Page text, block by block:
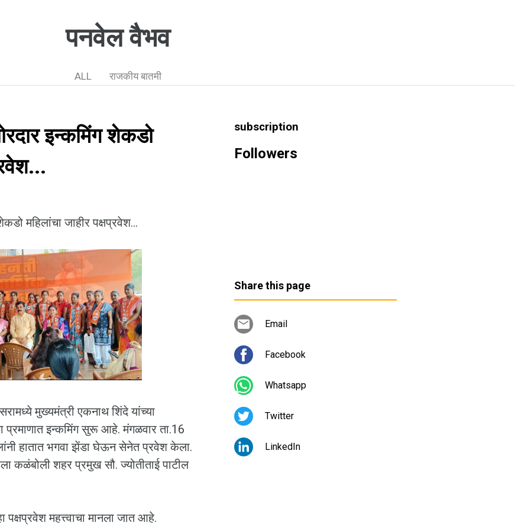
पनवेल वैभव
ALL राजकीय बातमी
इन्कमिंग शेकडो
महिलांचा जाहीर पक्षप्रवेश...
मुख्यमंत्री एकनाथ शिंदे यांच्या
प्रमाणात इन्कमिंग सुरू आहे. मंगळवार ता.16
हातात भगवा झेंडा घेऊन सेनेत प्रवेश केला.
कळंबोली शहर प्रमुख सौ. ज्योतीताई पाटील
पक्षप्रवेश महत्त्वाचा मानला जात आहे.
subscription
Followers
Share this page
Email
Facebook
Whatsapp
Twitter
LinkedIn